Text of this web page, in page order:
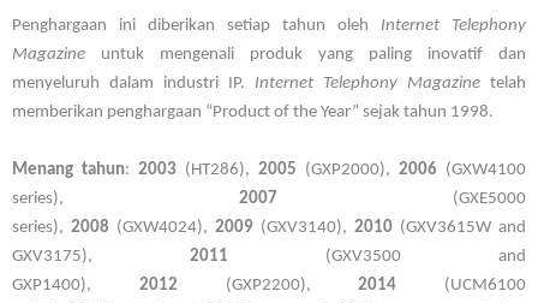
Penghargaan ini diberikan setiap tahun oleh Internet Telephony
Magazine untuk mengenali produk yang paling inovatif dan
menyeluruh dalam industri IP. Internet Telephony Magazine telah
memberikan penghargaan “Product of the Year” sejak tahun 1998.
Menang tahun: 2003 (HT286), 2005 (GXP2000), 2006 (GXW4100
series), 2007 (GXE5000
series), 2008 (GXW4024), 2009 (GXV3140), 2010 (GXV3615W and
GXV3175), 2011 (GXV3500 and
GXP1400), 2012 (GXP2200),2014 (UCM6100